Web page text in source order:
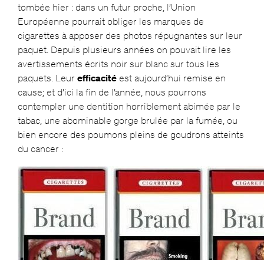
tombée hier : dans un futur proche, l’Union
Européenne pourrait obliger les marques de
cigarettes à apposer des photos répugnantes sur leur
paquet. Depuis plusieurs années on pouvait lire les
avertissements écrits noir sur blanc sur tous les
paquets. Leur efficacitéest aujourd’hui remise en
cause; et d’ici la fin de l’année, nous pourrons
contempler une dentition horriblement abimée par le
tabac, une abominable gorge brulée par la fumée, ou
bien encore des poumons pleins de goudrons atteints
du cancer :